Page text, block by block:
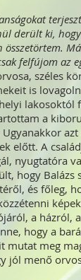
derült ki,
összetörtem.
felfújom az
széles
is
a
előtt. A
nyugtatóra
hogy Balázs
és főleg,
a házról,
hogy a
meg
jól menő